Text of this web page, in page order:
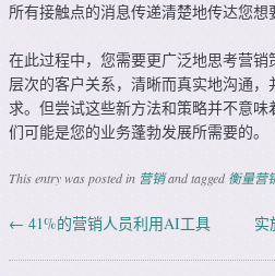
所有接触点的消息传递清楚地传达您想
在此过程中，您需要更广泛地思考营
层次的客户关系，清晰而真实地沟通
求。但尝试这些新方法和策略并不意
们可能是您的业务蓬勃发展所需要的。
This entry was posted in 营销and tagged衡量营
Post navigation
← 41%的营销人员利用AI工具 实